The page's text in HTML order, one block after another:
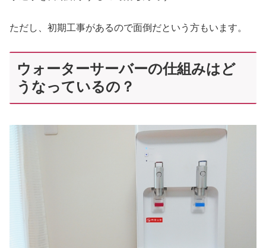
ただし、初期工事があるので面倒だという方もいます。
ウォーターサーバーの仕組みはど
うなっているの？